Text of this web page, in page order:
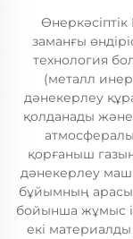
заманғы
технология
(металл
дәнекерлеу
қолданады
қорғаныш
дәнекерлеу
бұйымның
бойынша жұмыс
екі